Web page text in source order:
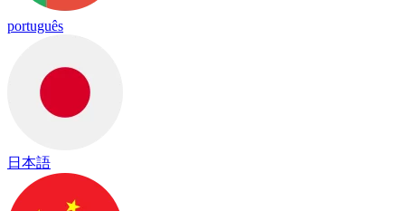
português
日本語